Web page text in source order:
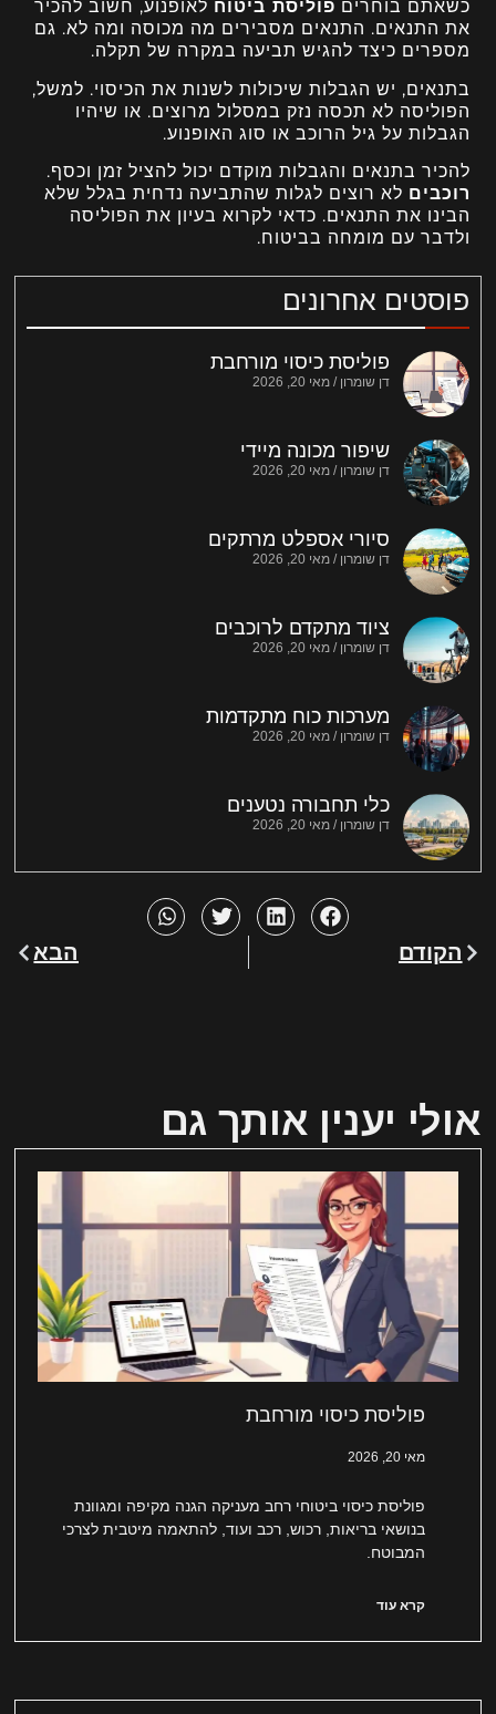
פוסטים אחרונים
פוליסת כיסוי מורחבת
דן שומרון מאי 20, 2026
שיפור מכונה מיידי
דן שומרון מאי 20, 2026
סיורי אספלט מרתקים
דן שומרון מאי 20, 2026
ציוד מתקדם לרוכבים
דן שומרון מאי 20, 2026
מערכות כוח מתקדמות
דן שומרון מאי 20, 2026
כלי תחבורה נטענים
דן שומרון מאי 20, 2026
כשאתם בוחרים פוליסת ביטוח לאופנוע, חשוב להכיר
את התנאים. התנאים מסבירים מה מכוסה ומה לא. גם
מספרים כיצד להגיש תביעה במקרה של תקלה.
בתנאים, יש הגבלות שיכולות לשנות את הכיסוי. למשל,
הפוליסה לא תכסה נזק במסלול מרוצים. או שיהיו
הגבלות על גיל הרוכב או סוג האופנוע.
להכיר בתנאים והגבלות מוקדם יכול להציל זמן וכסף.
רוכבים לא רוצים לגלות שהתביעה נדחית בגלל שלא
הבינו את התנאים. כדאי לקרוא בעיון את הפוליסה
ולדבר עם מומחה בביטוח.
הקודם הבא
אולי יענין אותך גם
פוליסת כיסוי מורחבת
מאי 20, 2026
פוליסת כיסוי ביטוחי רחב מעניקה הגנה מקיפה ומגוונת
בנושאי בריאות, רכוש, רכב ועוד, להתאמה מיטבית לצרכי
המבוטח.
קרא עוד